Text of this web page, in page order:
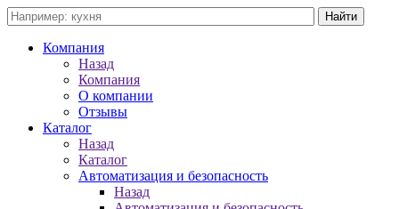
Компания
Назад
Компания
О компании
Отзывы
Каталог
Назад
Каталог
Автоматизация и безопасность
Назад